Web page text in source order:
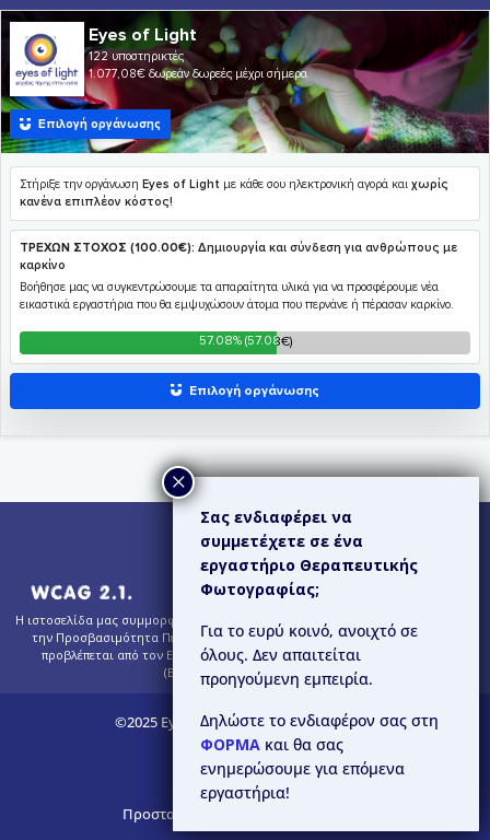
Η ιστοσελίδα μας συμμορφώνεται εν μέρει με τις Κατευθυντήριες Οδηγίες για
την Προσβασιμότητα Περιεχομένου Ιστού (WCAG) 2.1 – Επίπεδο AA, όπως
προβλέπεται από τον Ευρωπαϊκό Κανονισμό για την Προσβασιμότητα
(European Accessibility Act).
©2025 Eyes of Light. All Rights Reserved.
Διαφάνεια
Προστασία Προσωπικών Δεδομένων
Σας ενδιαφέρει να
συμμετέχετε σε ένα
εργαστήριο Θεραπευτικής
Φωτογραφίας;
Για το ευρύ κοινό, ανοιχτό σε
όλους. Δεν απαιτείται
προηγούμενη εμπειρία.
Δηλώστε το ενδιαφέρον σας στη
ΦΟΡΜΑ και θα σας
ενημερώσουμε για επόμενα
εργαστήρια!